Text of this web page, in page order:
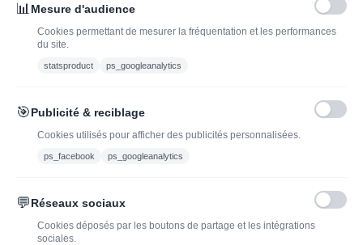
J'ADOPTEUNVIN
J'ai lu et j'accepte les conditions générales de vente
Offres du moment
bouteille de champagne,
📊 Mesure d'audience
Cookies permettant de mesurer la fréquentation et les performances
du site.
statsproduct ps_googleanalytics
🎯Publicité & reciblage
Cookies utilisés pour afficher des publicités personnalisées.
ps_facebook ps_googleanalytics
💬Réseaux sociaux
Cookies déposés par les boutons de partage et les intégrations
sociales.